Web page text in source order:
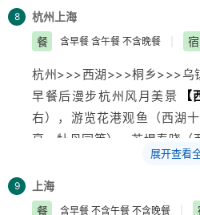
五佛——
人）：灵山大照壁、五明桥
灵山新景——梵宫（含“吉祥颂
“净、信、孝、和”木雕、天
飞龙塔、游览香水海、五印坛
【紫砂博物
饰艺术价值。
游览 【盘门景区】（游览约1
光古塔、绝无仅有的水陆城门
游览国家AAAA级景区水乡乾
（游览约1小时）：姑苏花园
的杰出代表）、虹饮山房（江
馆等），香溪游船等。
票须现付导游100元/人、游
刘镛故居，巨商张石铭旧宅，
8 杭州 上海
餐
含早餐 含午餐 不含晚餐 宿
杭州>>>西湖>>>桐乡>>>乌
早餐后漫步杭州风月美景
【
右），游览花港观鱼（西湖
亭、牡丹园等），苏堤春晓（
近距离颀赏西湖）；观三潭印
山烟岚、断桥等），曲院风荷
胜地，南宋酒文化馆等）。
展开查看
9
上海
餐
含早餐 不含午餐 不含晚餐